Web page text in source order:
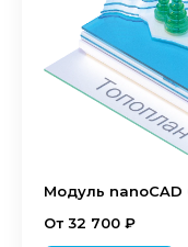
Модуль nanoCAD
От 32 700 ₽